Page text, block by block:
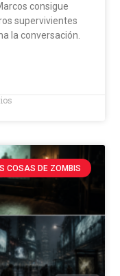
consigue
supervivientes
la conversación.
COSAS DE ZOMBIS